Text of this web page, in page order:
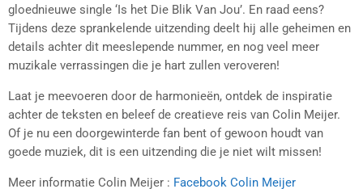
gloednieuwe single ‘Is het Die Blik Van Jou’. En raad eens?
Tijdens deze sprankelende uitzending deelt hij alle geheimen en
details achter dit meeslepende nummer, en nog veel meer
muzikale verrassingen die je hart zullen veroveren!
Laat je meevoeren door de harmonieën, ontdek de inspiratie
achter de teksten en beleef de creatieve reis van Colin Meijer.
Of je nu een doorgewinterde fan bent of gewoon houdt van
goede muziek, dit is een uitzending die je niet wilt missen!
Meer informatie Colin Meijer : Facebook Colin Meijer